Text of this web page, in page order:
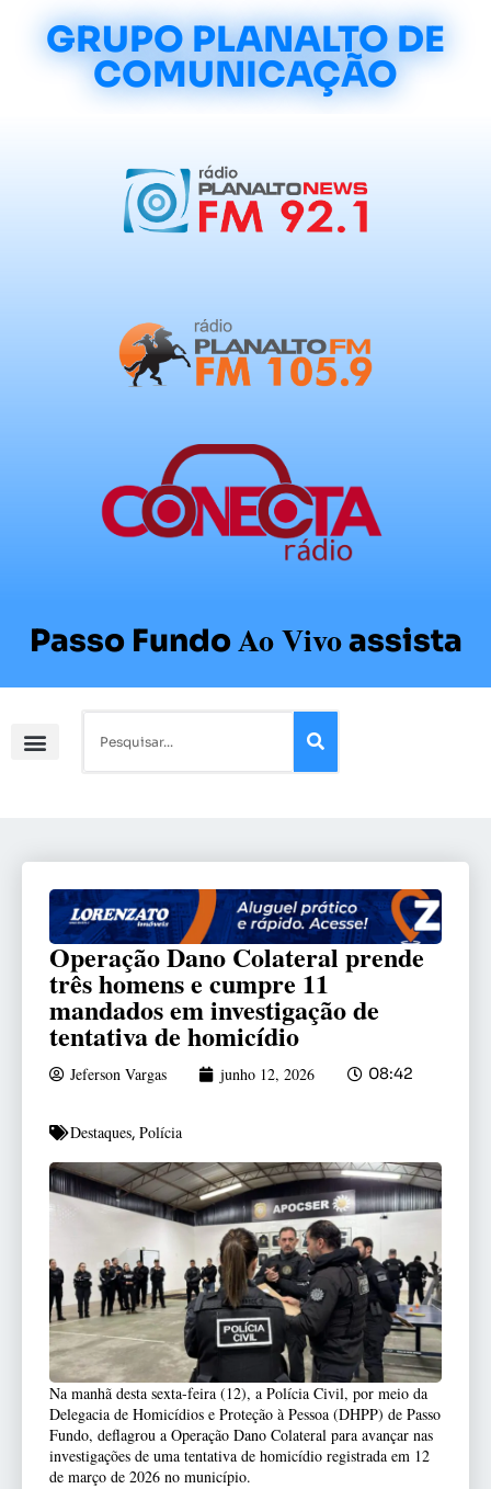
GRUPO PLANALTO DE
COMUNICAÇÃO
Passo FundoAo Vivoassista
Operação Dano Colateral prende
três homens e cumpre 11
mandados em investigação de
tentativa de homicídio
Jeferson Vargas junho 12, 2026 08:42
Destaques, Polícia
Na manhã desta sexta-feira (12), a Polícia Civil, por meio da
Delegacia de Homicídios e Proteção à Pessoa (DHPP) de Passo
Fundo, deflagrou a Operação Dano Colateral para avançar nas
investigações de uma tentativa de homicídio registrada em 12
de março de 2026 no município.